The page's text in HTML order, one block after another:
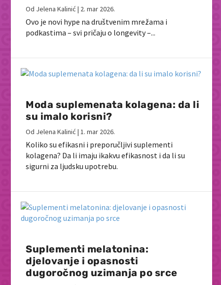
Od Jelena Kalinić | 2. mar 2026.
Ovo je novi hype na društvenim mrežama i
podkastima – svi pričaju o longevity –...
Moda suplemenata kolagena: da li
su imalo korisni?
Od Jelena Kalinić |1. mar 2026.
Koliko su efikasni i preporučljivi suplementi
kolagena? Da li imaju ikakvu efikasnost i da li su
sigurni za ljudsku upotrebu.
Suplementi melatonina:
djelovanje i opasnosti
dugoročnog uzimanja po srce